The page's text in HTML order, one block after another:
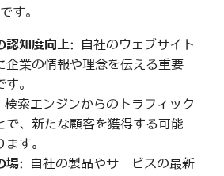
す。
認知度向上: 自社のウェブサイト
企業の情報や理念を伝える重要
。
索エンジンからのトラフィック
で、新たな顧客を獲得する可能
す。
場: 自社の製品やサービスの最新